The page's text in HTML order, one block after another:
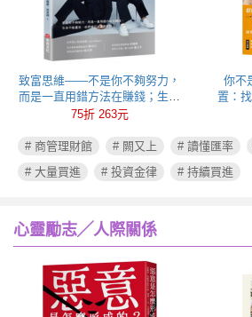
致富思維——不是你不夠努力，
而是一直用錯方法在賺錢；生命
不能重來，但思維可以重新彩
75折 263元
你不
置：
不必
# 商管理財館 # 闕又上 # 讀懂匯率
# 大量買進
# 投資金律 # 持續買進
心靈勵志╱人際關係